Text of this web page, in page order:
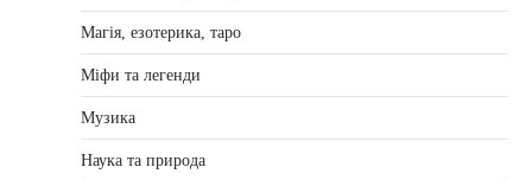
Магія, езотерика, таро
Міфи та легенди
Музика
Наука та природа